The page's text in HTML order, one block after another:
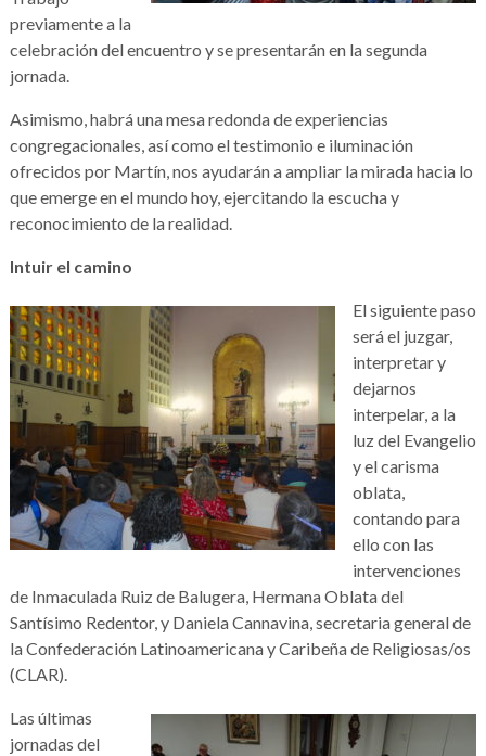
previamente a la
celebración del encuentro y se presentarán en la segunda
jornada.
Asimismo, habrá una mesa redonda de experiencias
congregacionales, así como el testimonio e iluminación
ofrecidos por Martín, nos ayudarán a ampliar la mirada hacia lo
que emerge en el mundo hoy, ejercitando la escucha y
reconocimiento de la realidad.
Intuir el camino
El siguiente paso
será el juzgar,
interpretar y
dejarnos
interpelar, a la
luz del Evangelio
y el carisma
oblata,
contando para
ello con las
intervenciones
de Inmaculada Ruiz de Balugera, Hermana Oblata del
Santísimo Redentor, y Daniela Cannavina, secretaria general de
la Confederación Latinoamericana y Caribeña de Religiosas/os
(CLAR).
Las últimas
jornadas del